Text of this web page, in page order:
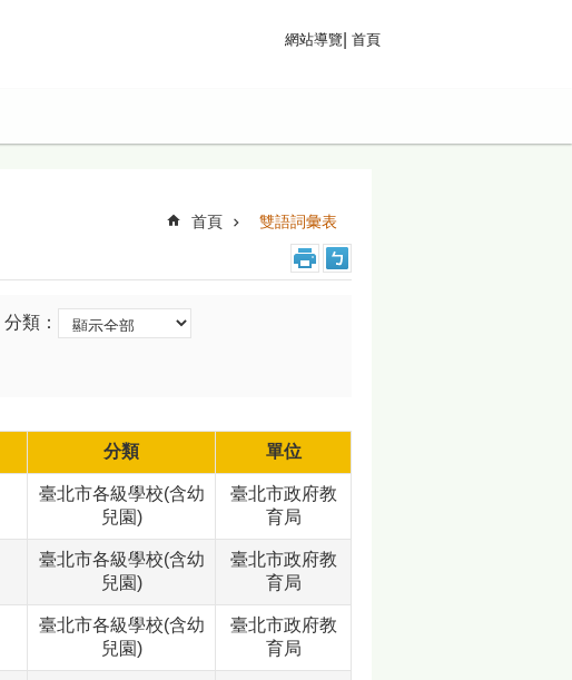
網站導覽 首頁
首頁 雙語詞彙表
分類：
分類 單位
臺北市各級學校(含幼
兒園)
臺北市政府教
育局
臺北市各級學校(含幼
兒園)
臺北市政府教
育局
臺北市各級學校(含幼
兒園)
臺北市政府教
育局